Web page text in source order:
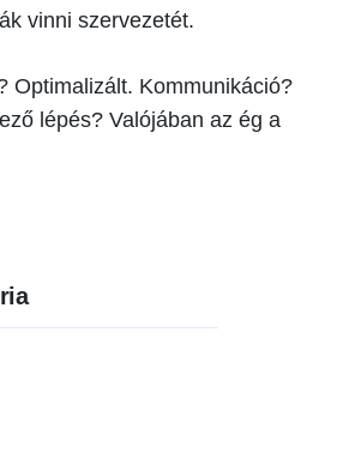
vinni szervezetét.
Optimalizált. Kommunikáció?
lépés? Valójában az ég a